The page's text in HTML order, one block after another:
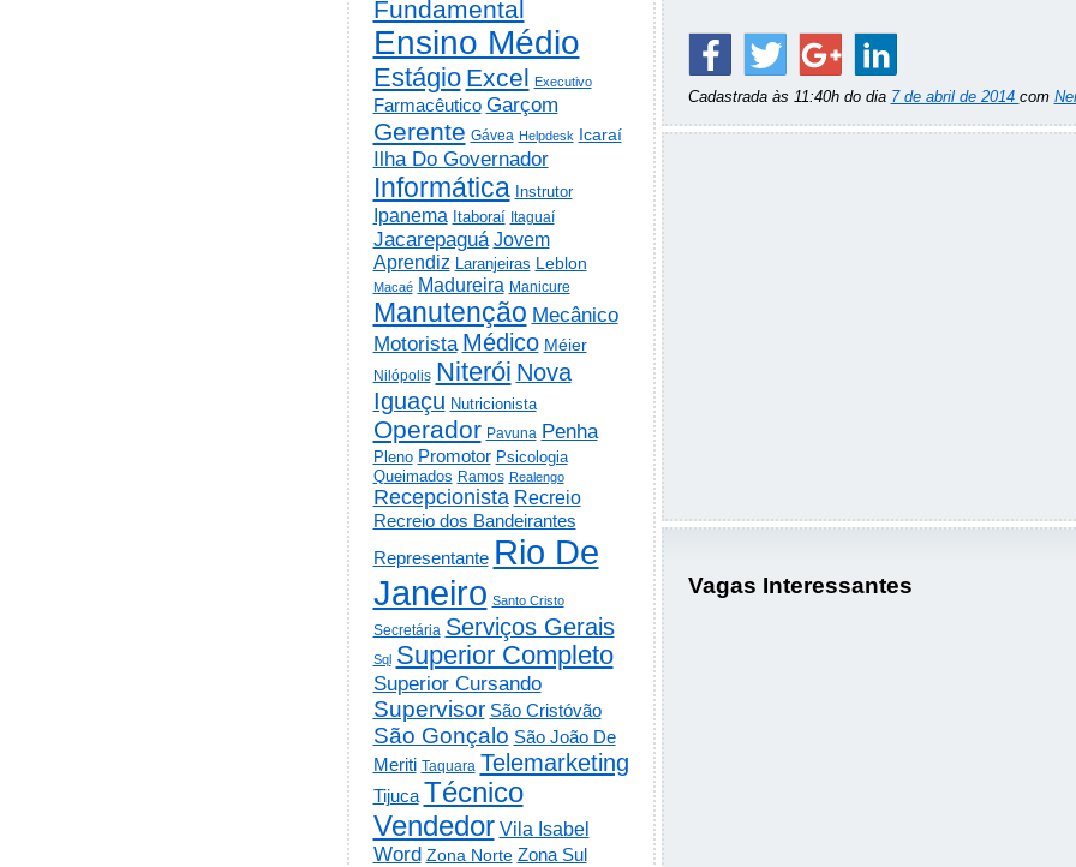
Cadastrada às 11:40h do dia 7 de abril de 2014 com
Vagas Interessantes
Fundamental
Ensino Médio
Estágio Excel Executivo
Farmacêutico Garçom
Gerente Gávea Helpdesk Icaraí
Ilha Do Governador
Informática Instrutor
Ipanema Itaboraí Itaguaí
Jacarepaguá Jovem
Aprendiz
Laranjeiras Leblon
Macaé Madureira Manicure
Manutenção Mecânico
Motorista Médico Méier
Nilópolis Niterói Nova
Iguaçu Nutricionista
Operador Pavuna Penha
Pleno Promotor Psicologia
Queimados Ramos Realengo
Recepcionista Recreio
Recreio dos Bandeirantes
Representante Rio De
Janeiro Santo Cristo
Secretária Serviços Gerais
Sql Superior Completo
Superior Cursando
Supervisor São Cristóvão
São Gonçalo São João De
Meriti Taquara Telemarketing
Tijuca Técnico
Vendedor Vila Isabel
Word Zona Norte Zona Sul